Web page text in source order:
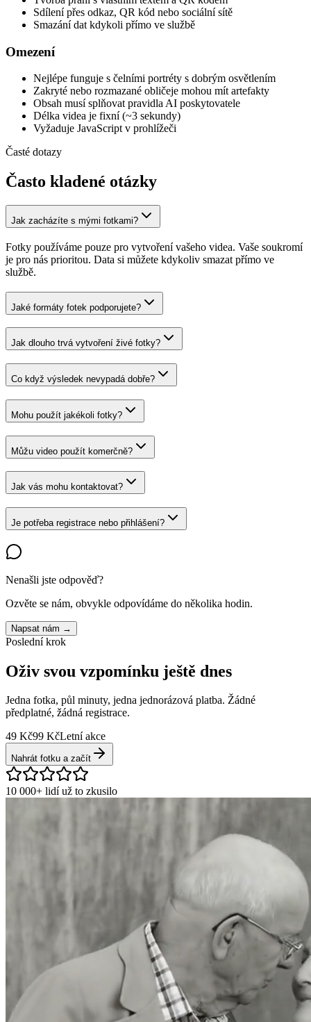
Sdílení přes odkaz, QR kód nebo sociální sítě
Smazání dat kdykoli přímo ve službě
Omezení
Nejlépe funguje s čelními portréty s dobrým osvětlením
Zakryté nebo rozmazané obličeje mohou mít artefakty
Obsah musí splňovat pravidla AI poskytovatele
Délka videa je fixní (~3 sekundy)
Vyžaduje JavaScript v prohlížeči
Časté dotazy
Často kladené otázky
Jak zacházíte s mými fotkami?
Fotky používáme pouze pro vytvoření vašeho videa. Vaše soukromí
je pro nás prioritou. Data si můžete kdykoliv smazat přímo ve
službě.
Jaké formáty fotek podporujete?
Jak dlouho trvá vytvoření živé fotky?
Co když výsledek nevypadá dobře?
Mohu použít jakékoli fotky?
Můžu video použít komerčně?
Jak vás mohu kontaktovat?
Je potřeba registrace nebo přihlášení?
Nenašli jste odpověď?
Ozvěte se nám, obvykle odpovídáme do několika hodin.
Napsat nám →
Poslední krok
Oživ svou vzpomínku ještě dnes
Jedna fotka, půl minuty, jedna jednorázová platba. Žádné
předplatné, žádná registrace.
49 Kč99 KčLetní akce
Nahrát fotku a začít
10 000+ lidí už to zkusilo